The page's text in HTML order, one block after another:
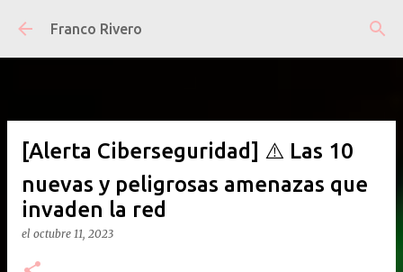
Ir al contenido principal
Franco Rivero
[Alerta Ciberseguridad] ⚠️ Las 10
nuevas y peligrosas amenazas que
invaden la red
el octubre 11, 2023